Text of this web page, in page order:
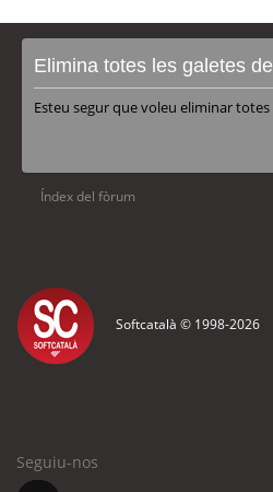
Elimina totes les galetes
Esteu segur que voleu eliminar
Índex del fòrum
Softcatalà © 1998-2026
Seguiu-nos